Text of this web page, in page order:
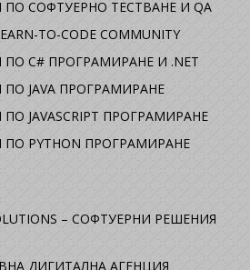
СОФТУЕРНО ТЕСТВАНЕ И QA
TO-CODE COMMUNITY
C# ПРОГРАМИРАНЕ И .NET
JAVA ПРОГРАМИРАНЕ
JAVASCRIPT ПРОГРАМИРАНЕ
PYTHON ПРОГРАМИРАНЕ
– СОФТУЕРНИ РЕШЕНИЯ
ДИГИТАЛНА АГЕНЦИЯ